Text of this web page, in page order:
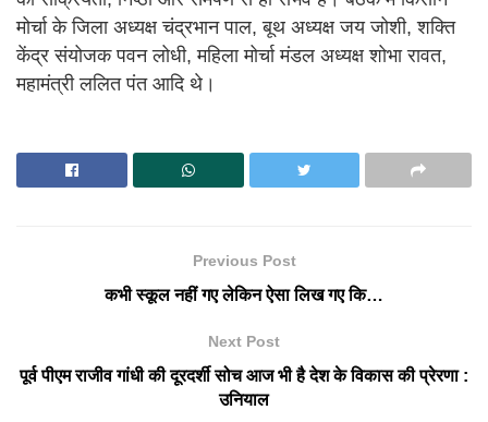
मोर्चा के जिला अध्यक्ष चंद्रभान पाल, बूथ अध्यक्ष जय जोशी, शक्ति
केंद्र संयोजक पवन लोधी, महिला मोर्चा मंडल अध्यक्ष शोभा रावत,
महामंत्री ललित पंत आदि थे।
Previous Post
कभी स्कूल नहीं गए लेकिन ऐसा लिख गए कि…
Next Post
पूर्व पीएम राजीव गांधी की दूरदर्शी सोच आज भी है देश के विकास की प्रेरणा :
उनियाल